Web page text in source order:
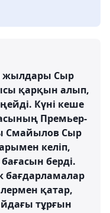
жылдары Сыр
қарқын алып,
Күні кеше
Премьер-
Смайылов Сыр
келіп,
берді.
бағдарламалар
қатар,
тұрғын